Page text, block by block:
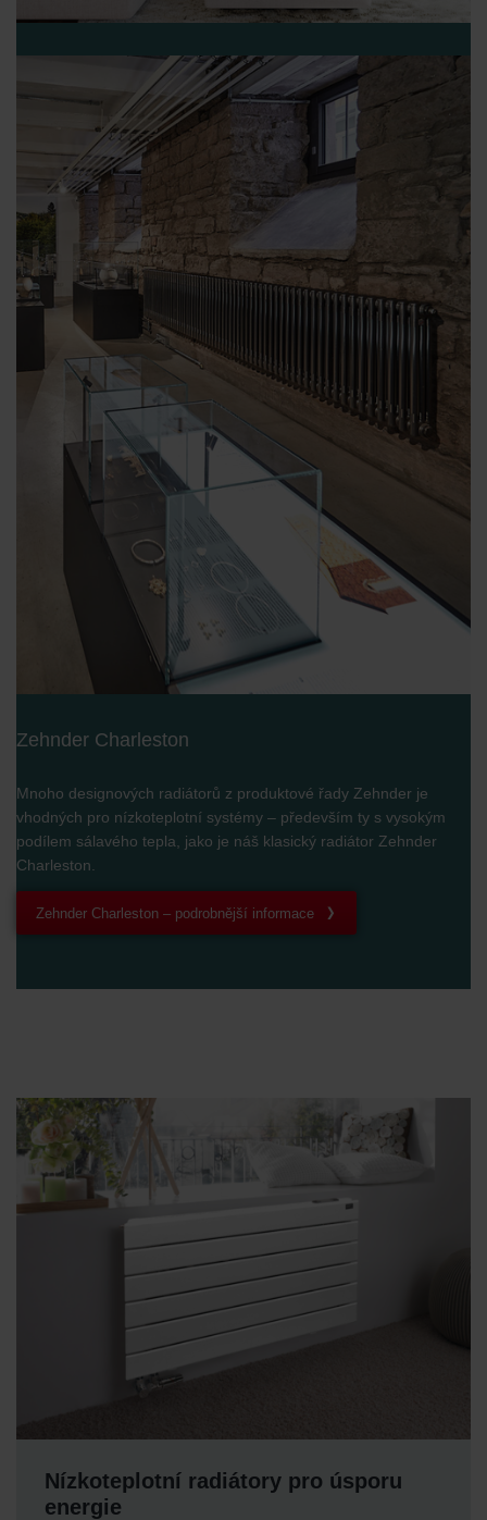
Zehnder Charleston
Mnoho designových radiátorů z produktové řady Zehnder je
vhodných pro nízkoteplotní systémy – především ty s vysokým
podílem sálavého tepla, jako je náš klasický radiátor Zehnder
Charleston.
Zehnder Charleston – podrobnější informace
Nízkoteplotní radiátory pro úsporu
energie